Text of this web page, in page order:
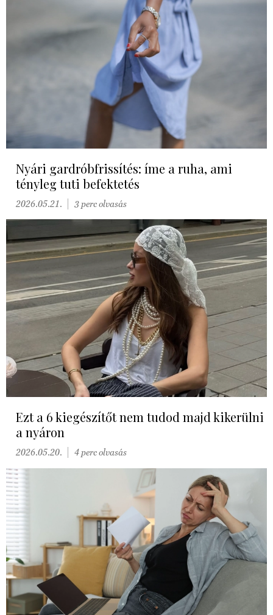
Nyári gardróbfrissítés: íme a ruha, ami
tényleg tuti befektetés
2026.05.21. 3 perc olvasás
Ezt a 6 kiegészítőt nem tudod majd kikerülni
a nyáron
2026.05.20. 4 perc olvasás